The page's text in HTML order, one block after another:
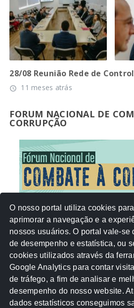
28/08 Reunião Rede de
access_time 11 meses atrás
FORUM NACIONAL DE
CORRUPÇÃO
NUVEM DE TAGS
Acontece na Rede AGU
Atricon Audicom CAU-MT
CREA-MT Eventos MPC-
O nosso portal utiliza cookies
aprimorar a navegação e a
nossos usuários. O portal vale-se
de desempenho e estatística, ou
cookies utilizados através da
Google Analytics para contar
de tráfego, a fim de analisar e
desempenho do nosso website.
dados estatísticos conseguimos